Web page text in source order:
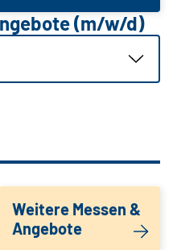
(m/w/d)
Weitere Messen &
Angebote